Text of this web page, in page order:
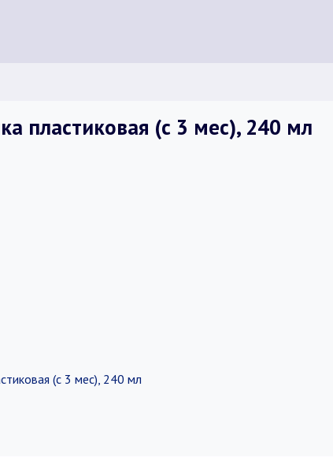
пластиковая (с 3 мес), 240 мл
(с 3 мес), 240 мл